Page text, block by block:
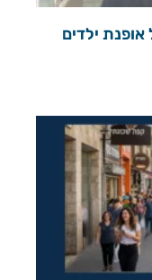
35 שנים של אופנת ילדים